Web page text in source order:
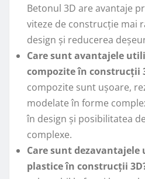
Betonul 3D are avantaje
viteze de construcție mai
design și reducerea
Care sunt avantajele
compozite în construcții
compozite sunt ușoare,
modelate în forme
în design și posibilitatea
complexe.
Care sunt
plastice în construcții